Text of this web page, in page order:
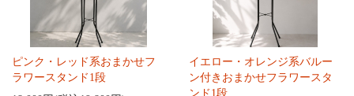
ピンク・レッド系おまかせフ
ラワースタンド1段
イエロー・オレンジ系バルー
ン付きおまかせフラワースタ
ンド1段